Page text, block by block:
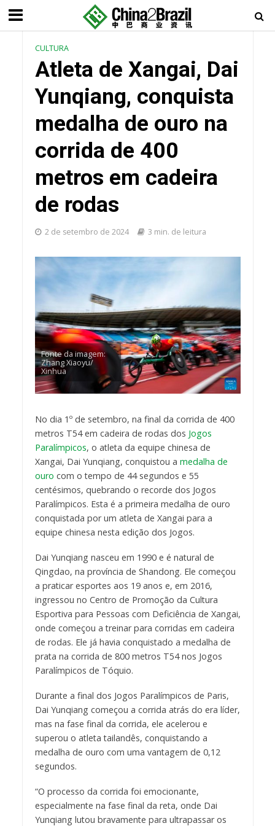
CULTURA
Atleta de Xangai, Dai
Yunqiang, conquista
medalha de ouro na
corrida de 400
metros em cadeira
de rodas
2 de setembro de 2024 3 min. de leitura
Fonte da imagem:
Zhang Xiaoyu/
Xinhua
No dia 1º de setembro, na final da corrida de 400
metros T54 em cadeira de rodas dos Jogos
Paralímpicos, o atleta da equipe chinesa de
Xangai, Dai Yunqiang, conquistou a medalha de
ouro com o tempo de 44 segundos e 55
centésimos, quebrando o recorde dos Jogos
Paralímpicos. Esta é a primeira medalha de ouro
conquistada por um atleta de Xangai para a
equipe chinesa nesta edição dos Jogos.
Dai Yunqiang nasceu em 1990 e é natural de
Qingdao, na província de Shandong. Ele começou
a praticar esportes aos 19 anos e, em 2016,
ingressou no Centro de Promoção da Cultura
Esportiva para Pessoas com Deficiência de Xangai,
onde começou a treinar para corridas em cadeira
de rodas. Ele já havia conquistado a medalha de
prata na corrida de 800 metros T54 nos Jogos
Paralímpicos de Tóquio.
Durante a final dos Jogos Paralímpicos de Paris,
Dai Yunqiang começou a corrida atrás do era líder,
mas na fase final da corrida, ele acelerou e
superou o atleta tailandês, conquistando a
medalha de ouro com uma vantagem de 0,12
segundos.
“O processo da corrida foi emocionante,
especialmente na fase final da reta, onde Dai
Yunqiang lutou bravamente para ultrapassar os